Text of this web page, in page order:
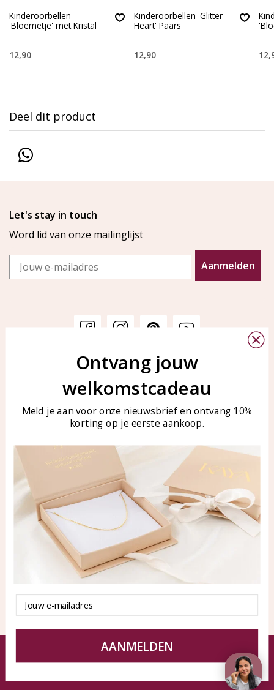
Kinderoorbellen
'Bloemetje' met Kristal
12,90
Kinderoorbellen 'Glitter
Heart' Paars
12,90
Deel dit product
Let's stay in touch
Word lid van onze mailinglijst
Email
Aanmelden
Veelgestelde vragen
Sieraden onderhouden
KAYA Sieraden
Bellen of WhatsApp Ma-Vr
tussen 09:00-17:00
Tel: 0850003187
WhatsApp: 0850003187
klantenservice@kayasierade
Producten
Alle producten
Nieuwe producten
KAYA Sieraden
Over ons
Samenwerken?
Tips en Advies
Duurzaamheid
© KAYA Sieraden
Algemene voorwaarden Disclaimer Privacy Policy Sitemap
Ontvang jouw
welkomstcadeau
Meld je aan voor onze nieuwsbrief en ontvang 10%
korting op je eerste aankoop.
Email
AANMELDEN